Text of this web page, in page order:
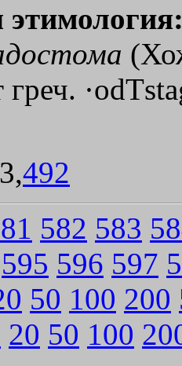
греч.
3,492
582 583
595 596 597
50 100 200
20 50 100